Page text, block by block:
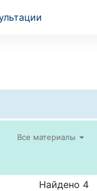
Все материалы
Найдено 4